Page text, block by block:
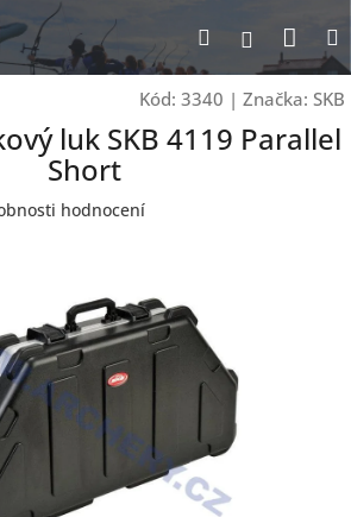
Hledat
Kód: 3340 | Značka: SKB
luk SKB 4119 Parallel
Short
hodnocení